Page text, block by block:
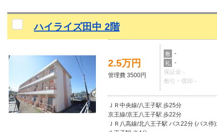
ハイライズ田中 2階
2.5万円
管理費 3500円
敷 -
礼
-
保証金 -
敷引・償却 -
ＪＲ中央線/八王子駅 歩25分
京王線/京王八王子駅 歩22分
ＪＲ八高線/北八王子駅 バス22分 (バス停